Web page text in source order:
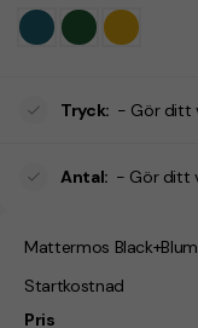
Tryck: - Gör ditt
Antal: - Gör ditt
Mattermos
Startkostnad
Pris